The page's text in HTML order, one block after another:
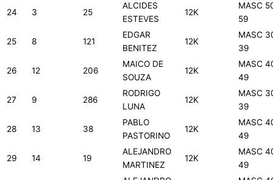
24 3 25
ALCIDES
ESTEVES
12K
MASC
59
25 8 121
EDGAR
BENITEZ
12K
MASC
39
26 12 206
MAICO DE
SOUZA
12K
MASC
49
27 9 286
RODRIGO
LUNA
12K
MASC
39
28 13 38
PABLO
PASTORINO
12K
MASC
49
29 14 19
ALEJANDRO
MARTINEZ
12K
MASC
49